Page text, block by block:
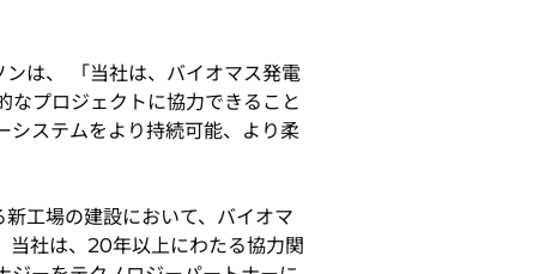
は、 「当社は、バイオマス発電
なプロジェクトに協力できること
システムをより持続可能、より柔
工場の建設において、バイオマ
当社は、20年以上にわたる協力関